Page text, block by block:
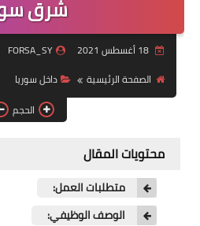
شرق
18 أغسطس 2021
FORSA_SY
الصفحة الرئيسية
داخل سوريا
الحجم
محتويات المقال
متطلبات العمل:
الوصف الوظيفي: